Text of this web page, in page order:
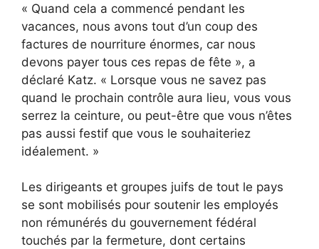
« Quand cela a commencé pendant les
vacances, nous avons tout d’un coup des
factures de nourriture énormes, car nous
devons payer tous ces repas de fête », a
déclaré Katz. « Lorsque vous ne savez pas
quand le prochain contrôle aura lieu, vous vous
serrez la ceinture, ou peut-être que vous n’êtes
pas aussi festif que vous le souhaiteriez
idéalement. »
Les dirigeants et groupes juifs de tout le pays
se sont mobilisés pour soutenir les employés
non rémunérés du gouvernement fédéral
touchés par la fermeture, dont certains